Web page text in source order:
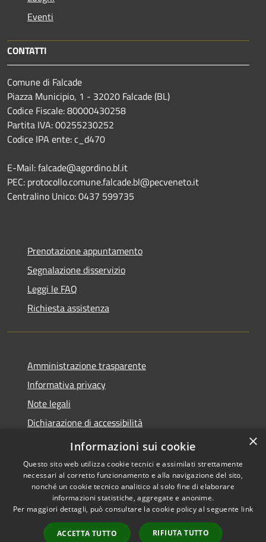
Eventi
CONTATTI
Comune di Falcade
Piazza Municipio, 1 - 32020 Falcade (BL)
Codice Fiscale: 80000430258
Partita IVA: 00255230252
Codice IPA ente: c_d470
E-Mail: falcade@agordino.bl.it
PEC: protocollo.comune.falcade.bl@pecveneto.it
Centralino Unico: 0437 599735
Prenotazione appuntamento
Segnalazione disservizio
Leggi le FAQ
Richiesta assistenza
Amministrazione trasparente
Informativa privacy
Note legali
Dichiarazione di accessibilità
Dichiarazione di accessibilità App Municipium
Accessibilità
Copyright © 2026 • Comune di
Falcade • Powered by
Municipium•
Accesso
×
Informazioni sui cookie
Questo sito web utilizza cookie tecnici e assimilati strettamente
necessari al corretto funzionamento e alla navigazione del sito,
nonché un cookie tecnico analitico al solo fine di elaborare
informazioni statistiche, aggregate e anonime.
Per maggiori dettagli, può consultare la cookie policy al seguente link
ACCETTA TUTTO RIFIUTA TUTTO